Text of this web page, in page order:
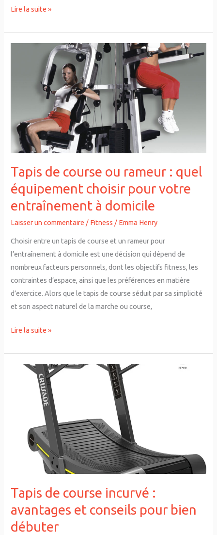
Lire la suite »
Tapis de course ou rameur : quel
équipement choisir pour votre
entraînement à domicile
Laisser un commentaire / Fitness / Emma Henry
Choisir entre un tapis de course et un rameur pour
l’entraînement à domicile est une décision qui dépend de
nombreux facteurs personnels, dont les objectifs fitness, les
contraintes d’espace, ainsi que les préférences en matière
d’exercice. Alors que le tapis de course séduit par sa simplicité
et son aspect naturel de la marche ou course,
quel
équipement
choisir
pour
votre
entraînement
à
domicile
Lire la suite »
Tapis de course incurvé :
avantages et conseils pour bien
débuter
Tapis
avantages
bien
débuter